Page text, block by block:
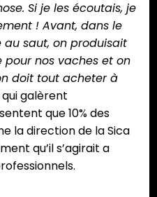
Si je les écoutais, je
! Avant, dans le
saut, on produisait
nos vaches et on
doit tout acheter à
galèrent
que 10% des
la direction de la Sica
qu’il s’agirait a